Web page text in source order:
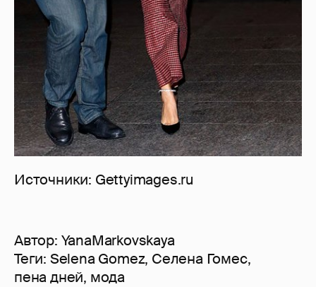
Источники: Gettyimages.ru
Автор: YanaMarkovskaya
Теги: Selena Gomez, Селена Гомес,
пена дней, мода